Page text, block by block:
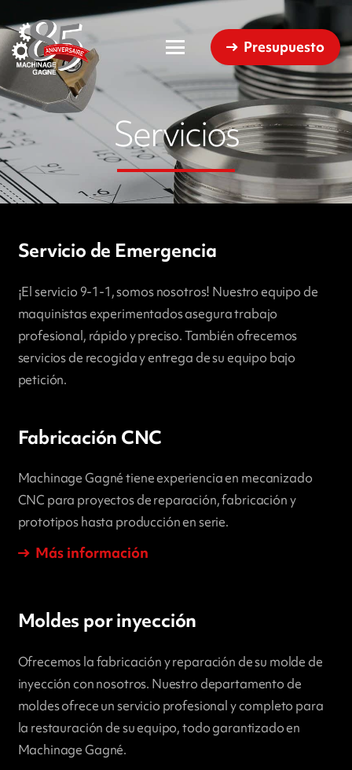
Presupuesto
Servicios
Servicio de Emergencia
¡El servicio 9-1-1, somos nosotros! Nuestro equipo de
maquinistas experimentados asegura trabajo
profesional, rápido y preciso. También ofrecemos
servicios de recogida y entrega de su equipo bajo
petición.
Fabricación CNC
Machinage Gagné tiene experiencia en mecanizado
CNC para proyectos de reparación, fabricación y
prototipos hasta producción en serie.
Más información
Moldes por inyección
Ofrecemos la fabricación y reparación de su molde de
inyección con nosotros. Nuestro departamento de
moldes ofrece un servicio profesional y completo para
la restauración de su equipo, todo garantizado en
Machinage Gagné.